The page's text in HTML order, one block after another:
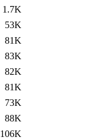
1.7K
53K
81K
83K
82K
81K
73K
88K
106K